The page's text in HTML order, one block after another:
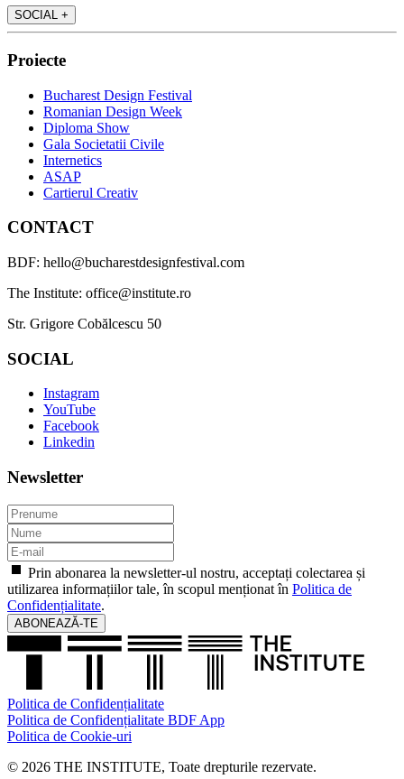
SOCIAL +
Proiecte
Bucharest Design Festival
Romanian Design Week
Diploma Show
Gala Societatii Civile
Internetics
ASAP
Cartierul Creativ
CONTACT
BDF: hello@bucharestdesignfestival.com
The Institute: office@institute.ro
Str. Grigore Cobălcescu 50
SOCIAL
Instagram
YouTube
Facebook
Linkedin
Newsletter
Prin abonarea la newsletter-ul nostru, acceptați colectarea și
utilizarea informațiilor tale, în scopul menționat în Politica de
Confidențialitate.
ABONEAZĂ-TE
Politica de Confidențialitate
Politica de Confidențialitate BDF App
Politica de Cookie-uri
© 2026 THE INSTITUTE, Toate drepturile rezervate.